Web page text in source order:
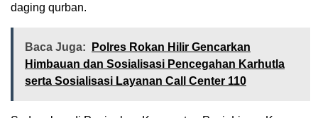
daging qurban.
Baca Juga:
Polres Rokan Hilir Gencarkan
Himbauan dan Sosialisasi Pencegahan Karhutla
serta Sosialisasi Layanan Call Center 110